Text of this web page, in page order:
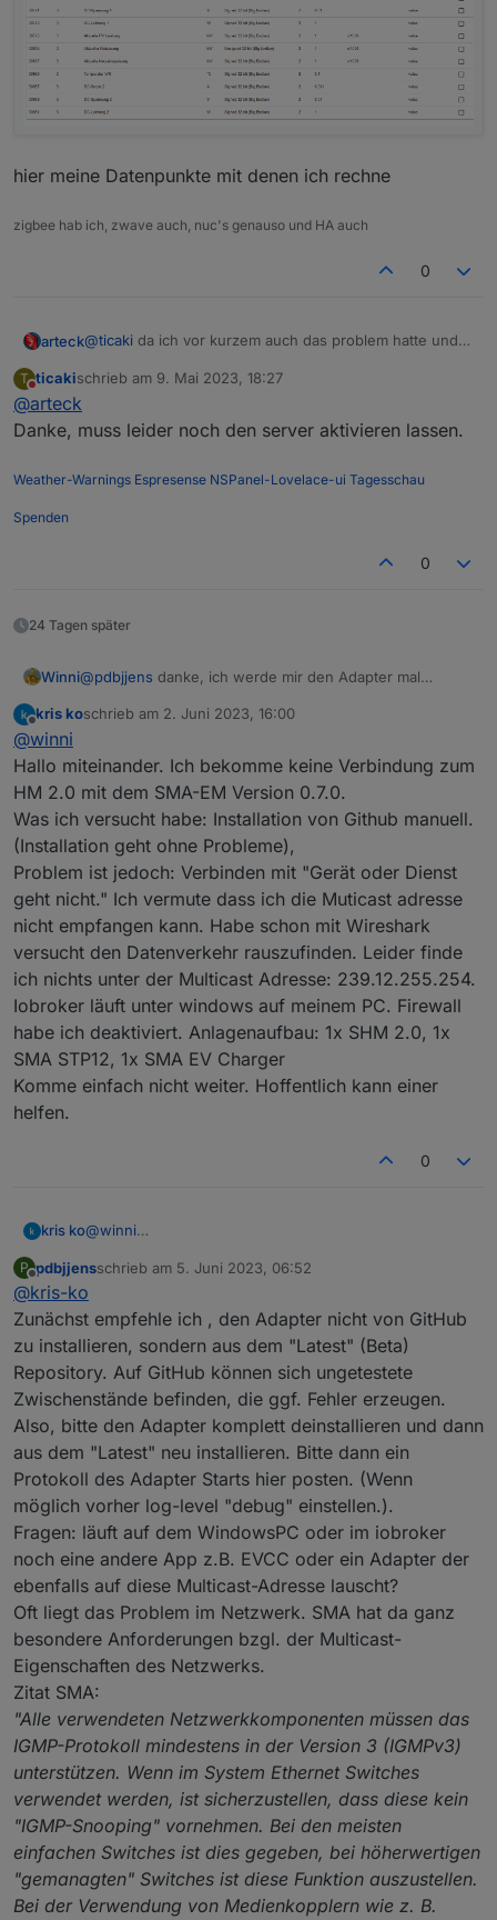
hier meine Datenpunkte mit denen ich rechne
zigbee hab ich, zwave auch, nuc's genauso und HA auch
0
arteck@ticaki da ich vor kurzem auch das problem hatte und
T
Nicht stören
ticakischrieb am 9. Mai 2023, 18:27
zuletzt editiert von
@arteck
Danke, muss leider noch den server aktivieren lassen.
Weather-Warnings Espresense NSPanel-Lovelace-ui Tagesschau
Spenden
0
24 Tagen später
Winni@pdbjjens danke, ich werde mir den Adapter mal
Offline
kris koschrieb am 2. Juni 2023, 16:00
zuletzt editiert von
@winni
Hallo miteinander. Ich bekomme keine Verbindung zum
HM 2.0 mit dem SMA-EM Version 0.7.0.
Was ich versucht habe: Installation von Github manuell.
(Installation geht ohne Probleme),
Problem ist jedoch: Verbinden mit "Gerät oder Dienst
geht nicht." Ich vermute dass ich die Muticast adresse
nicht empfangen kann. Habe schon mit Wireshark
versucht den Datenverkehr rauszufinden. Leider finde
ich nichts unter der Multicast Adresse: 239.12.255.254.
Iobroker läuft unter windows auf meinem PC. Firewall
habe ich deaktiviert. Anlagenaufbau: 1x SHM 2.0, 1x
SMA STP12, 1x SMA EV Charger
Komme einfach nicht weiter. Hoffentlich kann einer
helfen.
0
kris ko@winni
HM 2.0 mit dem SMA-EM Version 0.7.0.
Was ich versucht habe: Installation von Github manuell.
(Installation geht ohne Probleme),
Problem ist jedoch: Verbinden mit "Gerät oder Dienst
geht nicht." Ich vermute dass ich die Muticast adresse
nicht empfangen kann. Habe schon mit Wireshark
versucht den Datenverkehr rauszufinden. Leider finde
ich nichts unter der Multicast Adresse: 239.12.255.254.
Iobroker läuft unter windows auf meinem PC. Firewall
habe ich deaktiviert. Anlagenaufbau: 1x SHM 2.0, 1x
SMA STP12, 1x SMA EV Charger
Komme einfach nicht weiter. Hoffentlich kann einer
helfen.
P
Offline
pdbjjensschrieb am 5. Juni 2023, 06:52
zuletzt editiert von
@kris-ko
Zunächst empfehle ich , den Adapter nicht von GitHub
zu installieren, sondern aus dem "Latest" (Beta)
Repository. Auf GitHub können sich ungetestete
Zwischenstände befinden, die ggf. Fehler erzeugen.
Also, bitte den Adapter komplett deinstallieren und dann
aus dem "Latest" neu installieren. Bitte dann ein
Protokoll des Adapter Starts hier posten. (Wenn
möglich vorher log-level "debug" einstellen.).
Fragen: läuft auf dem WindowsPC oder im iobroker
noch eine andere App z.B. EVCC oder ein Adapter der
ebenfalls auf diese Multicast-Adresse lauscht?
Oft liegt das Problem im Netzwerk. SMA hat da ganz
besondere Anforderungen bzgl. der Multicast-
Eigenschaften des Netzwerks.
Zitat SMA:
"Alle verwendeten Netzwerkkomponenten müssen das
IGMP-Protokoll mindestens in der Version 3 (IGMPv3)
unterstützen. Wenn im System Ethernet Switches
verwendet werden, ist sicherzustellen, dass diese kein
"IGMP-Snooping" vornehmen. Bei den meisten
einfachen Switches ist dies gegeben, bei höherwertigen
"gemanagten" Switches ist diese Funktion auszustellen.
Bei der Verwendung von Medienkopplern wie z. B.